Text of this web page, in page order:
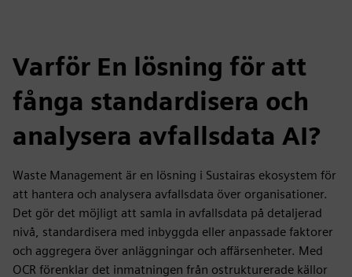
Varför En lösning för att
fånga standardisera och
analysera avfallsdata AI?
Waste Management är en lösning i Sustairas ekosystem för
att hantera och analysera avfallsdata över organisationer.
Det gör det möjligt att samla in avfallsdata på detaljerad
nivå, standardisera med inbyggda eller anpassade faktorer
och aggregera över anläggningar och affärsenheter. Med
OCR förenklar det inmatningen från ostrukturerade källor